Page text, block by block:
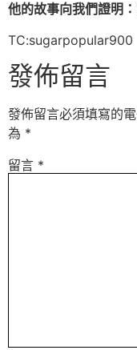
他的故事向我們證明
TC:sugarpopular900
發佈留言
發佈留言必須填寫的
為 *
留言 *